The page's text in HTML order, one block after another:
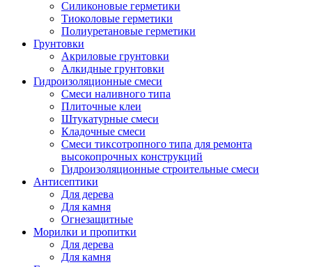
Силиконовые герметики
Тиоколовые герметики
Полиуретановые герметики
Грунтовки
Акриловые грунтовки
Алкидные грунтовки
Гидроизоляционные смеси
Смеси наливного типа
Плиточные клеи
Штукатурные смеси
Кладочные смеси
Смеси тиксотропного типа для ремонта
высокопрочных конструкций
Гидроизоляционные строительные смеси
Антисептики
Для дерева
Для камня
Огнезащитные
Морилки и пропитки
Для дерева
Для камня